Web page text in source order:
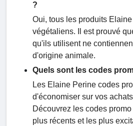
?
Oui, tous les produits
végétaliens. Il est prouvé
qu'ils utilisent ne
d'origine animale.
Quels sont les codes
Les Elaine Perine codes
d'économiser sur vos
Découvrez les codes
plus récents et les plus